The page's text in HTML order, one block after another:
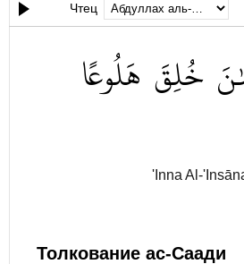
Чтец
خُلِقَ هَلُوعًا
'Inna Al-
Толкование ас-Саади